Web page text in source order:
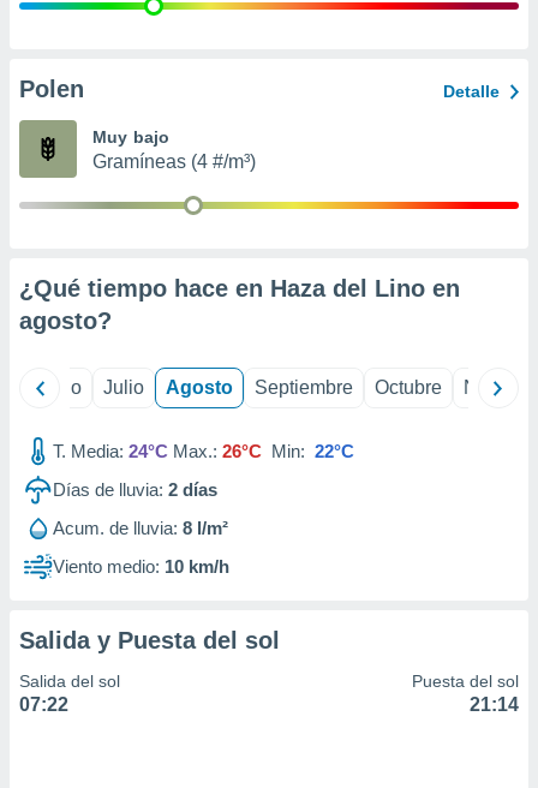
e
publicidad
Polen Detalle
Muy bajo
Gramíneas (4 #/m³)
¿Qué tiempo hace en Haza del Lino en
agosto?
Junio Julio Agosto Septiembre Octubre
T. Media: 24°C Max.: 26°C Min: 22°C
Días de lluvia: 2 días
Acum. de lluvia: 8 l/m²
Viento medio: 10 km/h
Salida y Puesta del sol
Salida del sol
07:22
Puesta del sol
21:14